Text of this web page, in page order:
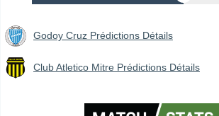
Godoy Cruz Prédictions Détails
Club Atletico Mitre Prédictions Détails